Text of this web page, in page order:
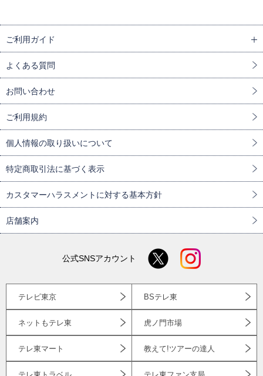
ご利用ガイド
よくある質問
お問い合わせ
ご利用規約
個人情報の取り扱いについて
特定商取引法に基づく表示
カスタマーハラスメントに対する基本方針
店舗案内
公式SNSアカウント
テレビ東京 BSテレ東
ネットもテレ東 虎ノ門市場
テレ東マート 教えて!ツアーの達人